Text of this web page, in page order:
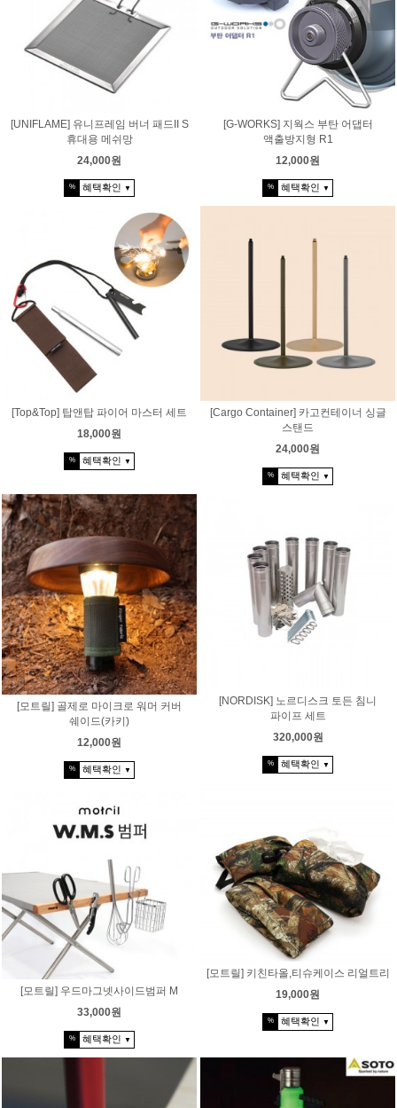
[UNIFLAME] 유니프레임 버너 패드II S
휴대용 메쉬망
24,000원
% 혜택확인 ▼
[G-WORKS] 지웍스 부탄 어댑터
액출방지형 R1
12,000원
% 혜택확인 ▼
[Top&Top] 탑앤탑 파이어 마스터 세트
18,000원
% 혜택확인 ▼
[Cargo Container] 카고컨테이너 싱글
스탠드
24,000원
% 혜택확인 ▼
[모트릴] 골제로 마이크로 워머 커버
쉐이드(카키)
12,000원
% 혜택확인 ▼
[NORDISK] 노르디스크 토든 침니
파이프 세트
320,000원
% 혜택확인 ▼
[모트릴] 우드마그넷사이드범퍼 M
33,000원
% 혜택확인 ▼
[모트릴] 키친타올,티슈케이스 리얼트리
19,000원
% 혜택확인 ▼